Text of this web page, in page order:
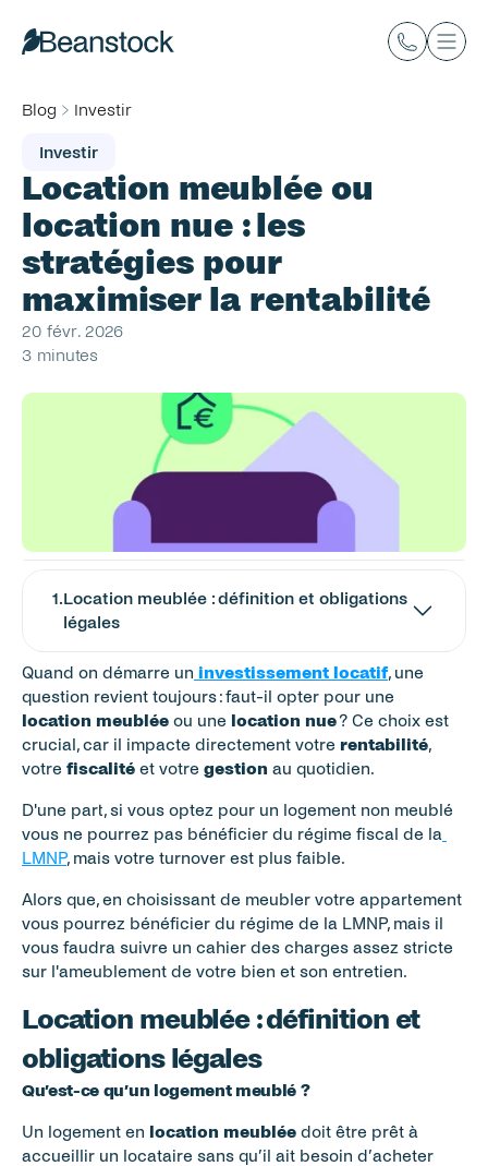
Blog Investir
Investir
Location meublée ou
location nue : les
stratégies pour
maximiser la rentabilité
20 févr. 2026
3 minutes
1.Location meublée : définition et obligations
légales
Quand on démarre un investissement locatif, une
location meublée ou une location nue ? Ce choix est
crucial, car il impacte directement votre rentabilité,
votre fiscalité et votre gestion au quotidien.
D'une part, si vous optez pour un logement non meublé
vous ne pourrez pas bénéficier du régime fiscal de la
LMNP, mais votre turnover est plus faible.
Alors que, en choisissant de meubler votre appartement
vous pourrez bénéficier du régime de la LMNP, mais il
vous faudra suivre un cahier des charges assez stricte
sur l'ameublement de votre bien et son entretien.
Location meublée : définition et
obligations légales
Qu’est-ce qu’un logement meublé ?
Un logement en location meublée doit être prêt à
accueillir un locataire sans qu’il ait besoin d’acheter